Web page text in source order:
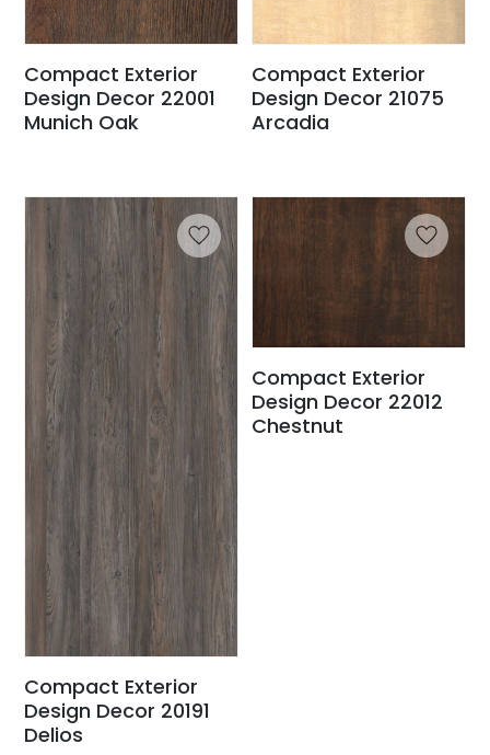
Compact Exterior
Design Decor 22001
Munich Oak
Compact Exterior
Design Decor 21075
Arcadia
Compact Exterior
Design Decor 20191
Delios
Compact Exterior
Design Decor 22012
Chestnut